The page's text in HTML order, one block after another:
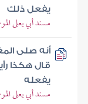
يفعل ذلك
مسند أبي يعلى
أنه صلى
قال هكذا
يفعله
مسند أبي يعلى